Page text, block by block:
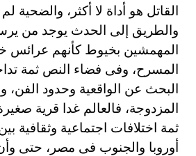
القاتل هو أداة لا أكثر، والضحية
والطريق إلى الحدث يوجد من
المهمشين بخيوط كأنهم
المسرح، وفى فضاء النص ثمة
البحث عن الواقعية وحدود
المزدوجة، فالعالم غدا قرية
ثمة اختلافات اجتماعية وثقافية
أوروبا والجنوب فى مصر، حتى